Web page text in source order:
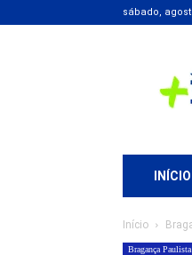
sábado,
+
INÍCIO
Início
Bragança Paulista